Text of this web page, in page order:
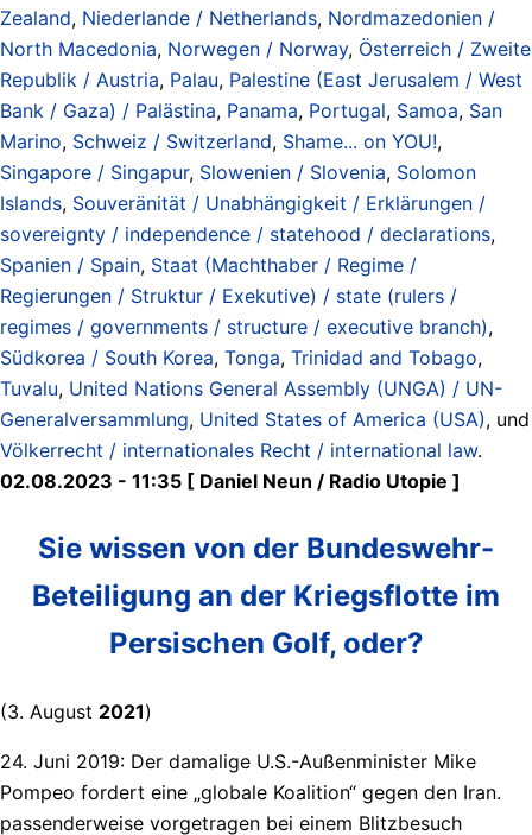
Zealand, Niederlande / Netherlands, Nordmazedonien /
North Macedonia, Norwegen / Norway, Österreich / Zweite
Republik / Austria, Palau, Palestine (East Jerusalem / West
Bank / Gaza) / Palästina, Panama, Portugal, Samoa, San
Marino, Schweiz / Switzerland, Shame... on YOU!,
Singapore / Singapur, Slowenien / Slovenia, Solomon
Islands, Souveränität / Unabhängigkeit / Erklärungen /
sovereignty / independence / statehood / declarations,
Spanien / Spain, Staat (Machthaber / Regime /
Regierungen / Struktur / Exekutive) / state (rulers /
regimes / governments / structure / executive branch),
Südkorea / South Korea, Tonga, Trinidad and Tobago,
Tuvalu, United Nations General Assembly (UNGA) / UN-
Generalversammlung, United States of America (USA), und
Völkerrecht / internationales Recht / international law.
02.08.2023 - 11:35 [ Daniel Neun / Radio Utopie ]
Sie wissen von der Bundeswehr-
Beteiligung an der Kriegsflotte im
Persischen Golf, oder?
(3. August 2021)
24. Juni 2019: Der damalige U.S.-Außenminister Mike
Pompeo fordert eine „globale Koalition“ gegen den Iran.
passenderweise vorgetragen bei einem Blitzbesuch